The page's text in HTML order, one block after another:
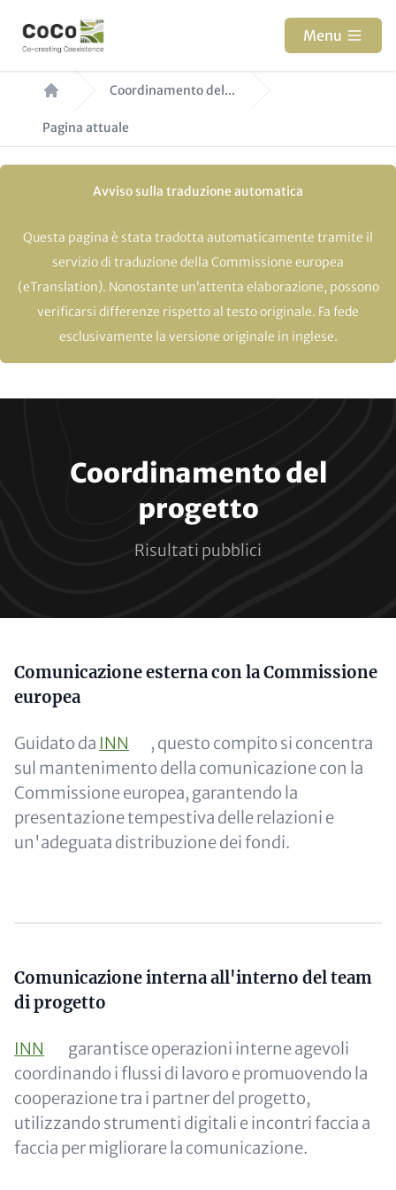
principale
Menu
Briciole
Coordinamento del...
Pagina attuale
Avviso sulla traduzione automatica
Questa pagina è stata tradotta automaticamente tramite il
servizio di traduzione della Commissione europea
(eTranslation). Nonostante un’attenta elaborazione, possono
verificarsi differenze rispetto al testo originale. Fa fede
esclusivamente la versione originale in inglese.
Coordinamento del
progetto
Risultati pubblici
Content
Comunicazione esterna con la Commissione
europea
Guidato da INN
, questo compito si concentra
sul mantenimento della comunicazione con la
Commissione europea, garantendo la
presentazione tempestiva delle relazioni e
un'adeguata distribuzione dei fondi.
Content
Comunicazione interna all'interno del team
di progetto
INN
garantisce operazioni interne agevoli
coordinando i flussi di lavoro e promuovendo la
cooperazione tra i partner del progetto,
utilizzando strumenti digitali e incontri faccia a
faccia per migliorare la comunicazione.